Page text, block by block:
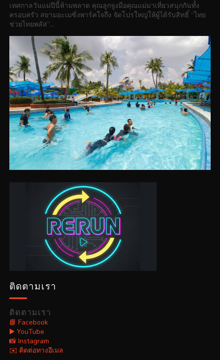
เทศกาลวันแม่ปีนี้ห้ามพลาด คุณลูกจูงมือคุณแม่มาเที่ยวสนุกกันทั้ง
ครอบครัว สยามอะเมซิ่งพาร์คใจถึง จัดโปรใหญ่ให้ผู้ได้รับสิทธิ์ “ไทย
ช่วยไทยพลัส”...
ติดตามเรา
ติดตามเรา
📘 Facebook
▶️ YouTube
📸 Instagram
✉️ ติดต่อทางอีเมล